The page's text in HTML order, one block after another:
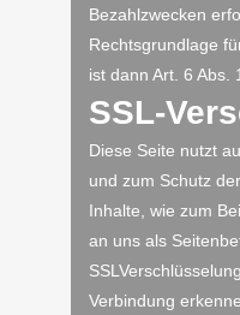
Bezahlzwecken
Rechtsgrundlage
ist dann Art. 6 Abs.
SSL-
Diese Seite nutzt
und zum Schutz
Inhalte, wie zum
an uns als
Verbindung